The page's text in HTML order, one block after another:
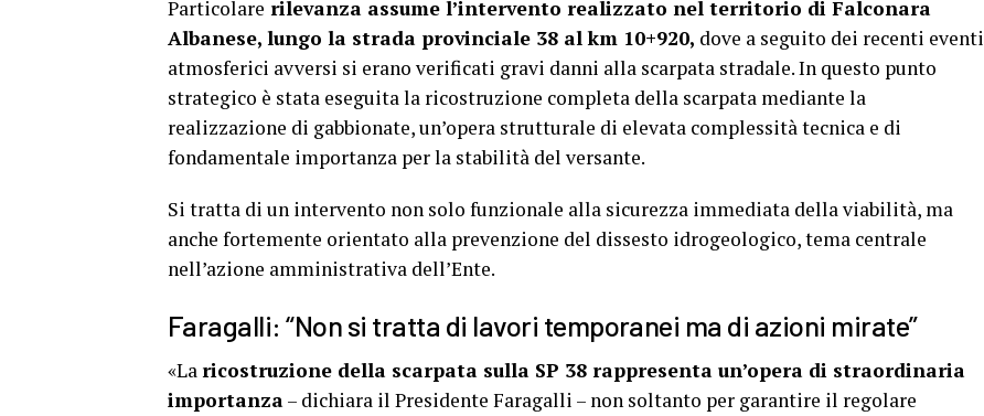
Particolare rilevanza assume l’intervento realizzato nel territorio di Falconara
Albanese, lungo la strada provinciale 38 al km 10+920, dove a seguito dei recenti eventi
atmosferici avversi si erano verificati gravi danni alla scarpata stradale. In questo punto
strategico è stata eseguita la ricostruzione completa della scarpata mediante la
realizzazione di gabbionate, un’opera strutturale di elevata complessità tecnica e di
fondamentale importanza per la stabilità del versante.
Si tratta di un intervento non solo funzionale alla sicurezza immediata della viabilità, ma
anche fortemente orientato alla prevenzione del dissesto idrogeologico, tema centrale
nell’azione amministrativa dell’Ente.
Faragalli: “Non si tratta di lavori temporanei ma di azioni mirate”
«Laricostruzione della scarpata sulla SP 38 rappresenta un’opera di straordinaria
importanza– dichiara il Presidente Faragalli – non soltanto per garantire il regolare